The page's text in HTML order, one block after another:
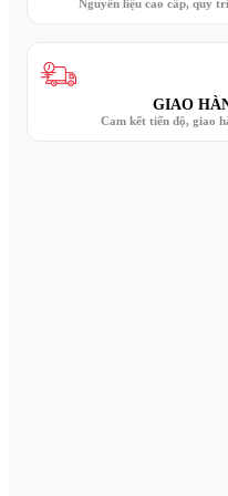
Nguyên liệu cao cấp, quy
GIAO
Cam kết tiến độ, giao